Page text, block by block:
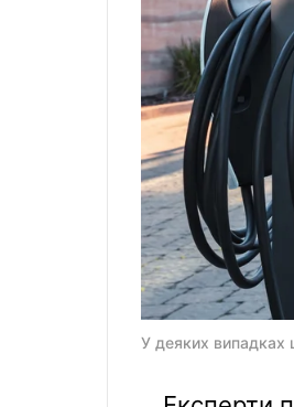
У деяких